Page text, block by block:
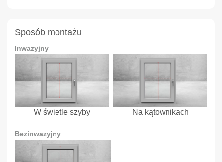
Sposób montażu
Inwazyjny
W świetle szyby Na kątownikach
Bezinwazyjny